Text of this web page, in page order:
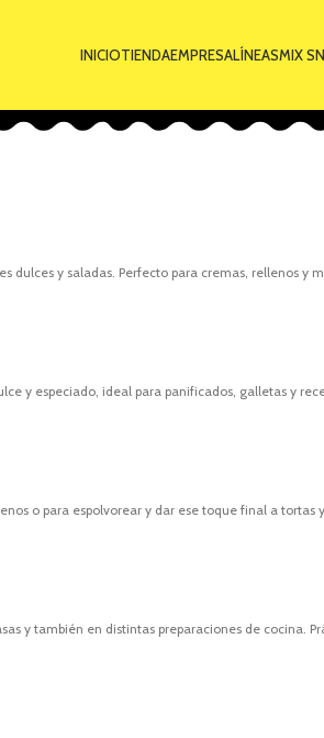
INICIOTIENDAEMPRESALÍNEASMIX
dulces y saladas. Perfecto para cremas, rellenos y
y especiado, ideal para panificados, galletas y
o para espolvorear y dar ese toque final a tortas
y también en distintas preparaciones de cocina.